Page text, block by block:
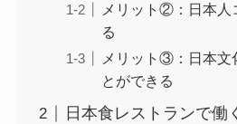
メリット②：日本人
る
メリット③：日本文
とができる
日本食レストランで働